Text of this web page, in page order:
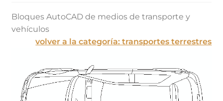
Bloques AutoCAD de medios de transporte y
vehículos
volver a la categoría: transportes terrestres